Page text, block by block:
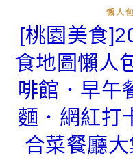
懶人
[桃園美食
食地圖懶人
啡館．早午
麵．網紅打
合菜餐廳